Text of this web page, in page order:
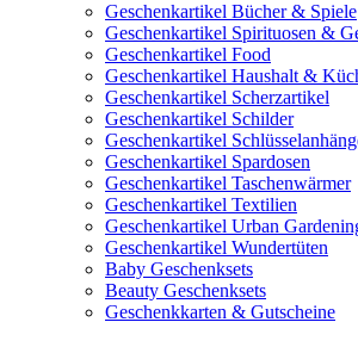
Geschenkartikel Bücher & Spiele
Geschenkartikel Spirituosen &
Geschenkartikel Food
Geschenkartikel Haushalt &
Geschenkartikel Scherzartikel
Geschenkartikel Schilder
Geschenkartikel
Geschenkartikel Spardosen
Geschenkartikel Taschenwärmer
Geschenkartikel Textilien
Geschenkartikel Urban
Geschenkartikel Wundertüten
Baby Geschenksets
Beauty Geschenksets
Geschenkkarten & Gutscheine